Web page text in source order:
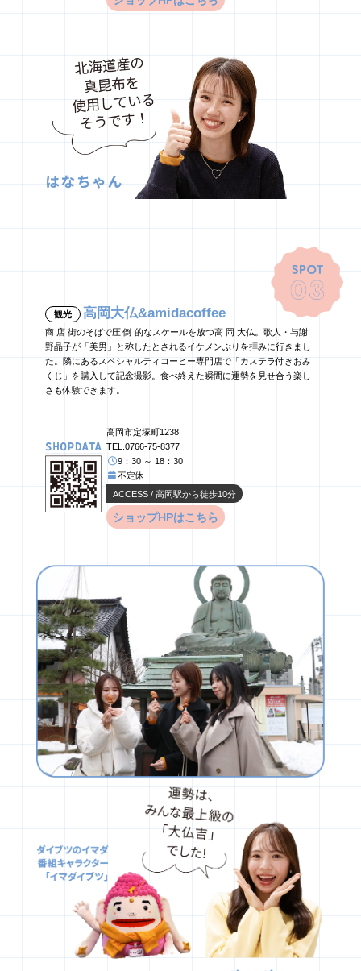
観光 高岡大仏&amidacoffee
商 店 街のそばで圧 倒 的なスケールを放つ高 岡 大仏。歌人・与謝
野晶子が「美男」と称したとされるイケメンぶりを拝みに行きまし
た。隣にあるスペシャルティコーヒー専門店で「カステラ付きおみ
くじ」を購入して記念撮影。食べ終えた瞬間に運勢を見せ合う楽し
さも体験できます。
高岡市定塚町1238
TEL.0766-75-8377
9：30 ～ 18：30
不定休
ACCESS / 高岡駅から徒歩10分
ショップHPはこちら